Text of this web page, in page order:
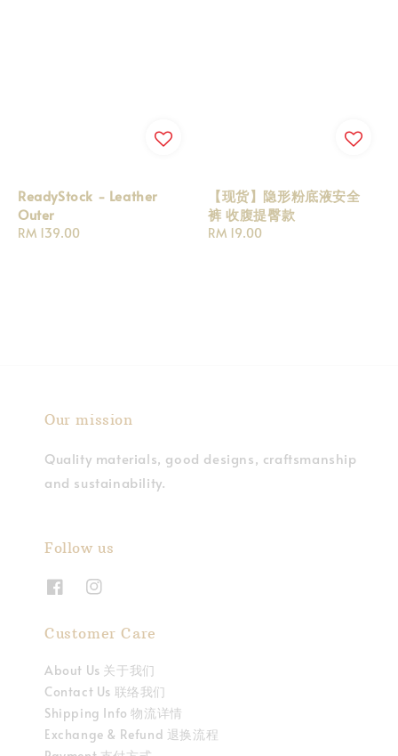
ReadyStock - Leather
Outer
Regular
RM 139.00
【现货】隐形粉底液安全
裤 收腹提臀款
Regular
RM 19.00
Our mission
Quality materials, good designs, craftsmanship
and sustainability.
Follow us
Customer Care
About Us 关于我们
Contact Us 联络我们
Shipping Info 物流详情
Exchange & Refund 退换流程